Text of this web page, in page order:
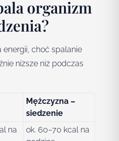
organizm
choć spalanie
niższe niż podczas
Mężczyzna –
siedzenie
na
ok. 60–70 kcal na